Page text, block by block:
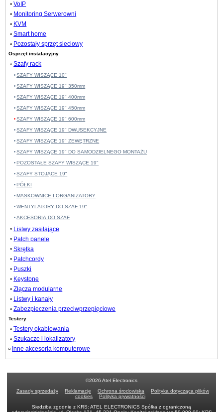
VoIP
Monitoring Serwerowni
KVM
Smart home
Pozostały sprzęt sieciowy
Osprzęt instalacyjny
Szafy rack
SZAFY WISZĄCE 10"
SZAFY WISZĄCE 19" 350mm
SZAFY WISZĄCE 19" 400mm
SZAFY WISZĄCE 19" 450mm
SZAFY WISZĄCE 19" 600mm
SZAFY WISZĄCE 19" DWUSEKCYJNE
SZAFY WISZĄCE 19" ZEWĘTRZNE
SZAFY WISZĄCE 19" DO SAMODZIELNEGO MONTAŻU
POZOSTAŁE SZAFY WISZĄCE 19"
SZAFY STOJĄCE 19"
PÓŁKI
MASKOWNICE I ORGANIZATORY
WENTYLATORY DO SZAF 19"
AKCESORIA DO SZAF
Listwy zasilające
Patch panele
Skrętka
Patchcordy
Puszki
Keystone
Złącza modularne
Listwy i kanały
Zabezpieczenia przeciwprzepięciowe
Testery
Testery okablowania
Szukacze i lokalizatory
Inne akcesoria komputerowe
©2026 Atel Electronics
Zasady sprzedaży
Reklamacje Ochrona środowiska
Polityka dotycząca plików
cookies
Polityka prywatności
Siedziba zgodnie z KRS: ATEL ELECTRONICS Spółka z ograniczoną